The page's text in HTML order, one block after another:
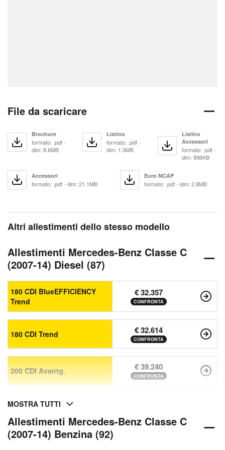
File da scaricare
Brochure
formato: .pdf -
dim: 8.6MB
Listino
formato: .pdf -
dim: 1.3MB
Listino
Accessori
formato: .pdf -
dim: 996KB
Accessori
formato: .pdf - dim: 21.1MB
Euro NCAP
formato: .pdf - dim: 2.8MB
Altri allestimenti dello stesso modello
Allestimenti Mercedes-Benz Classe C
(2007-14) Diesel (87)
180 CDI BlueEFFICIENCY
Trend
€ 32.357
CONFRONTA
180 CDI Trend € 32.614
CONFRONTA
200 CDI Avantg. € 39.240
CONFRONTA
MOSTRA TUTTI
Allestimenti Mercedes-Benz Classe C
(2007-14) Benzina (92)